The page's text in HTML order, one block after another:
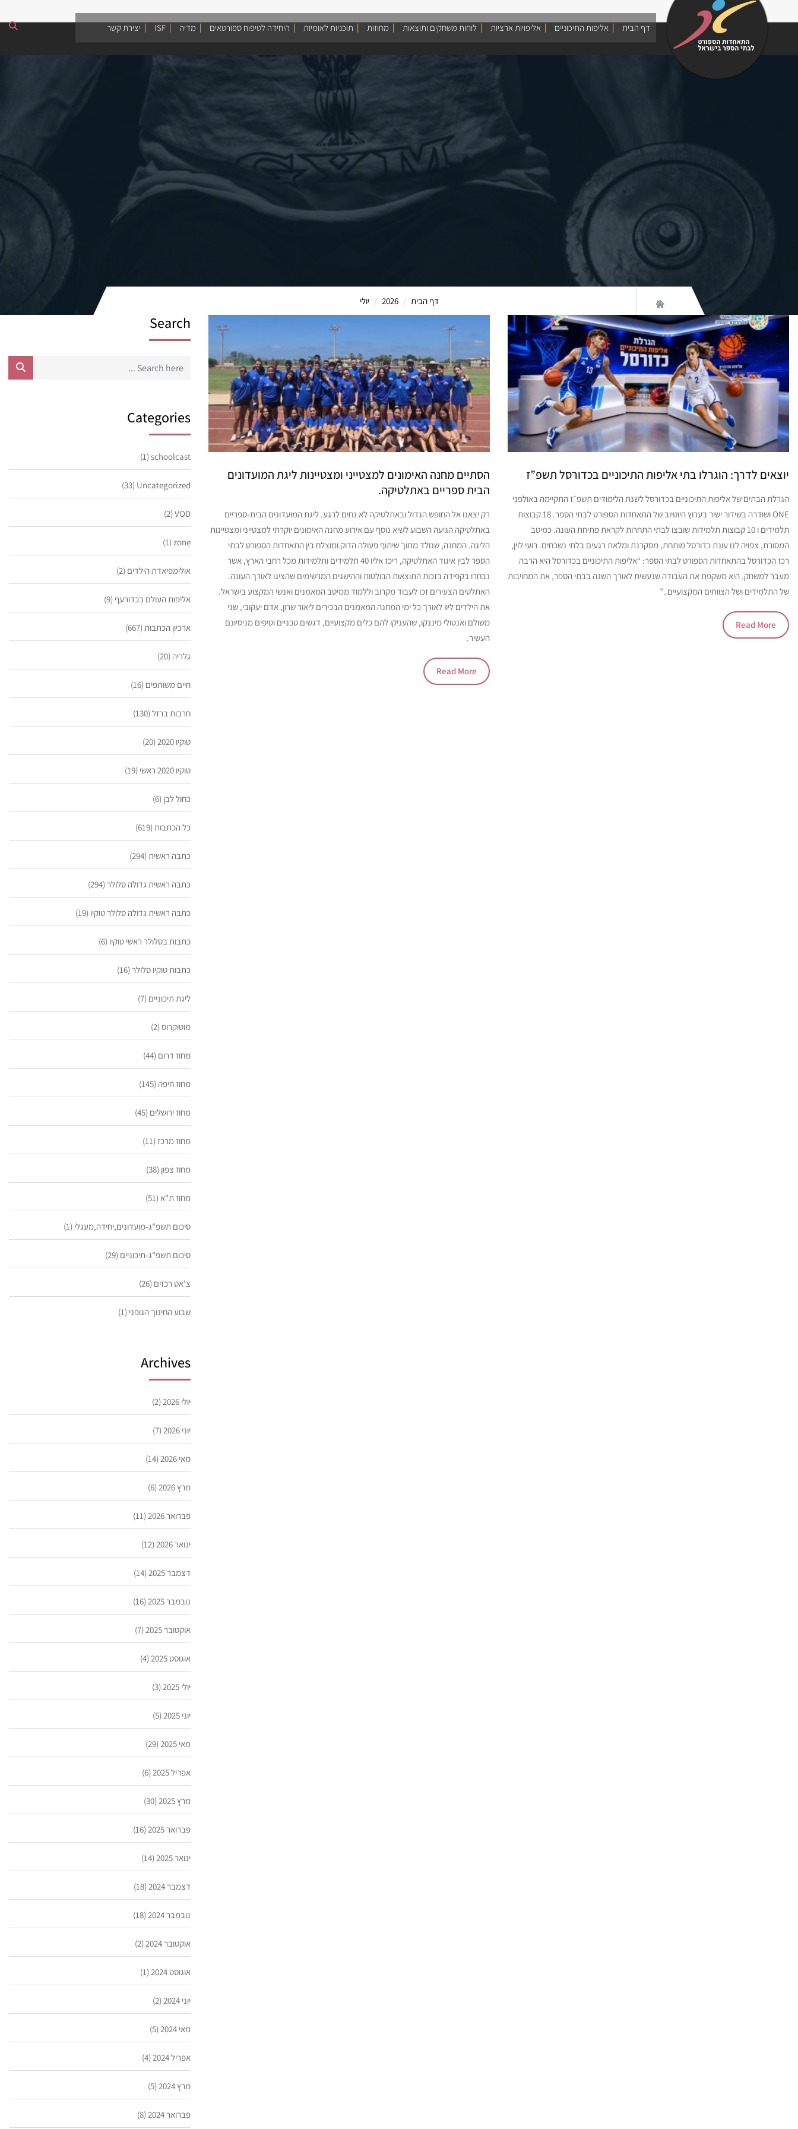
to
דף הבית אליפות התיכוניים אליפויות ארציות לוחות משחקים ותוצאות מחוזות תוכניות לאומיות היחידה לטיפוח ספורטאים מדיה ISF יצירת קשר
דף הבית 2026 יולי
יוצאים לדרך: הוגרלו בתי אליפות התיכוניים בכדורסל תשפ”ז
הגרלת הבתים של אליפות התיכוניים בכדורסל לשנת הלימודים תשפ״ז התקיימה באולפני
ONE ושודרה בשידור ישיר בערוץ היוטיוב של התאחדות הספורט לבתי הספר. 18 קבוצות
תלמידים ו 10 קבוצות תלמידות שובצו לבתי התחרות לקראת פתיחת העונה. כמיטב
המסורת, צפויה לנו עונת כדורסל מותחת, מסקרנת ומלאת רגעים בלתי נשכחים. רועי לוין,
רכז הכדורסל בהתאחדות הספורט לבתי הספר: “אליפות התיכוניים בכדורסל היא הרבה
מעבר למשחק. היא משקפת את העבודה שנעשית לאורך השנה בבתי הספר, את המחויבות
של התלמידים ושל הצוותים המקצועיים..”
Read More
הסתיים מחנה האימונים למצטייני ומצטיינות ליגת המועדונים
הבית ספריים באתלטיקה.
רק יצאנו אל החופש הגדול ובאתלטיקה לא נחים לרגע. ליגת המועדונים הבית-ספריים
באתלטיקה הגיעה השבוע לשיא נוסף עם אירוע מחנה האימונים יוקרתי למצטייני ומצטיינות
הליגה. המחנה, שנולד מתוך שיתוף פעולה הדוק ומוצלח בין התאחדות הספורט לבתי
הספר לבין איגוד האתלטיקה, ריכז אליו 40 תלמידים ותלמידות מכל רחבי הארץ, אשר
נבחרו בקפידה בזכות התוצאות הבולטות וההישגים המרשימים שהציגו לאורך העונה.
האתלטים הצעירים זכו לעבוד מקרוב וללמוד ממיטב המאמנים ואנשי המקצוע בישראל.
את הילדים ליוו לאורך כל ימי המחנה המאמנים הבכירים ליאור שרון, אדם יעקובי, שני
משולם ואנטולי מיננקו, שהעניקו להם כלים מקצועיים, דגשים טכניים וטיפים מניסיונם
העשיר.
Read More
Search
Categories
schoolcast
(1)
Uncategorized
(33)
VOD
(2)
zone
(1)
אולימפיאדת הילדים (2)
אליפות העולם בכדורעף (9)
ארכיון הכתבות(667)
גלריה (20)
חיים משותפים (16)
חרבות ברזל(130)
טוקיו 2020 (20)
טוקיו 2020 ראשי (19)
כחול לבן (6)
כל הכתבות(619)
כתבה ראשית(294)
כתבה ראשית גדולה סלולר(294)
כתבה ראשית גדולה סלולר טוקיו (19)
כתבות בסלולר ראשי טוקיו (6)
כתבות טוקיו סלולר(16)
ליגת תיכוניים (7)
מוטוקרוס(2)
מחוז דרום (44)
מחוז חיפה (145)
מחוז ירושלים (45)
מחוז מרכז (11)
מחוז צפון (38)
מחוז ת"א(51)
סיכום תשפ"ג-מועדונים,יחידה,מעגלי (1)
סיכום תשפ"ג-תיכוניים (29)
צ'אט רכזים (26)
שבוע החינוך הגופני (1)
Archives
יולי 2026 (2)
יוני 2026 (7)
מאי 2026 (14)
מרץ 2026 (6)
פברואר 2026 (11)
ינואר 2026 (12)
דצמבר 2025 (14)
נובמבר 2025 (16)
אוקטובר 2025 (7)
אוגוסט 2025 (4)
יולי 2025 (3)
יוני 2025 (5)
מאי 2025 (29)
אפריל 2025 (6)
מרץ 2025 (30)
פברואר 2025 (16)
ינואר 2025 (14)
דצמבר 2024 (18)
נובמבר 2024 (18)
אוקטובר 2024 (2)
אוגוסט 2024 (1)
יוני 2024 (2)
מאי 2024 (5)
אפריל 2024 (4)
מרץ 2024 (5)
פברואר 2024 (8)